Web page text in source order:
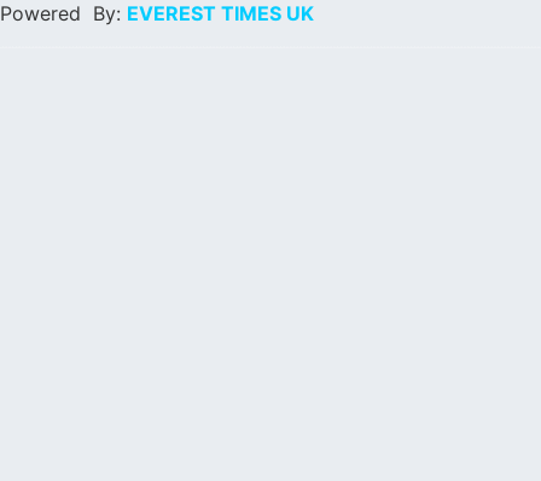
Powered By: EVEREST TIMES UK